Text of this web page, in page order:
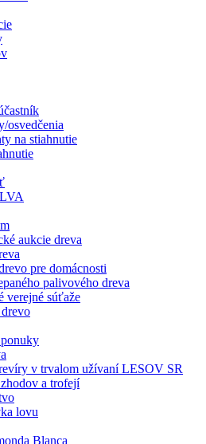
osvedčenia
na stiahnutie
aukcie dreva
pre domácnosti
palivového dreva
verejné súťaže
v trvalom užívaní LESOV SR
a trofejí
lovu
Blanca